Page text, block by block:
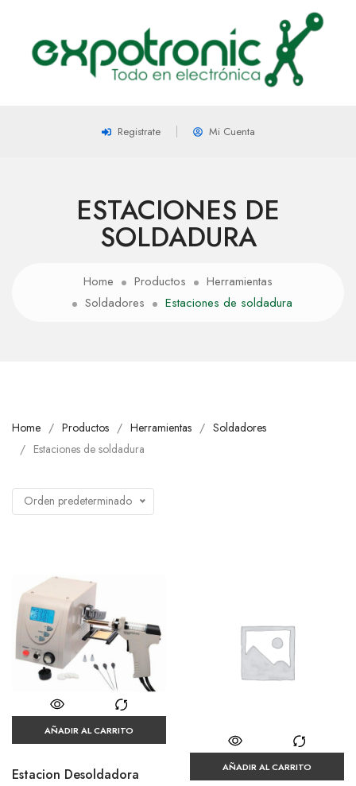
Registrate Mi Cuenta
ESTACIONES DE
SOLDADURA
Home Productos
Herramientas
Soldadores
Estaciones de soldadura
Home Productos Herramientas
Soldadores
Estaciones de soldadura
Orden predeterminado
AÑADIR AL CARRITO
Estacion Desoldadora
AÑADIR AL CARRITO